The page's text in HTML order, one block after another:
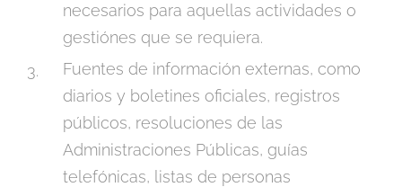
necesarios para aquellas actividades o
gestiónes que se requiera.
Fuentes de información externas, como
diarios y boletines oficiales, registros
públicos, resoluciones de las
Administraciones Públicas, guías
telefónicas, listas de personas